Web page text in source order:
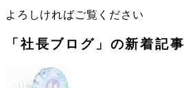
よろしければご覧ください
「社長ブログ」の新着記事